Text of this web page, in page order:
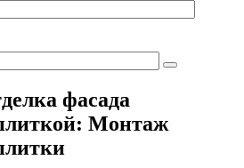
фасада
Монтаж